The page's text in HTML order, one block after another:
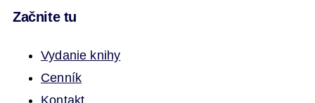
Začnite tu
Vydanie knihy
Cenník
Kontakt